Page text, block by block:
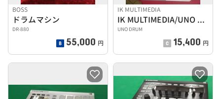
BOSS
ドラムマシン
DR-880
55,000 円
IK MULTIMEDIA
IK MULTIMEDIA/UNO DRUM
UNO DRUM
15,400 円